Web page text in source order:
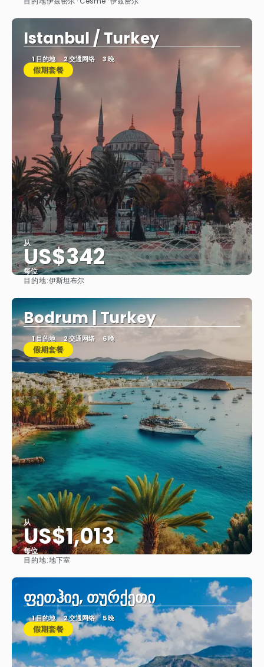
看到
Istanbul / Turkey
1 目的地 2 交通网络 3 晚
假期套餐
从
US$342
每位
目的地:伊斯坦布尔
Bodrum | Turkey
1 目的地 2 交通网络 6 晚
假期套餐
从
US$1,013
每位
目的地:地下室
ფეთჰიე, თურქეთი
1 目的地 2 交通网络 5 晚
假期套餐